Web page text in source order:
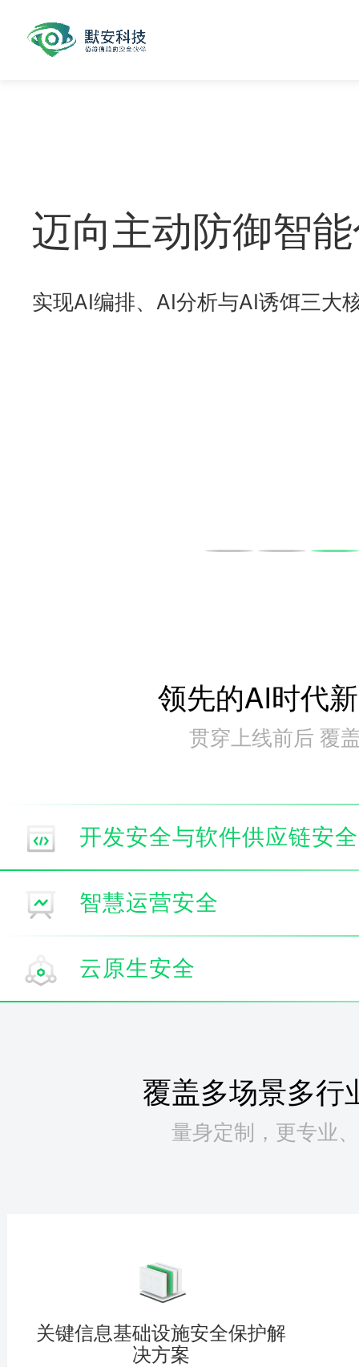
迈向主动防御智
实现AI编排、AI分析与AI诱饵三大
领先的AI时代
贯穿上线前后 覆
开发安全与软件供应链安全
智慧运营安全
云原生安全
覆盖多场景多行
量身定制，更专业
关键信息基础设施安全保护解
决方案